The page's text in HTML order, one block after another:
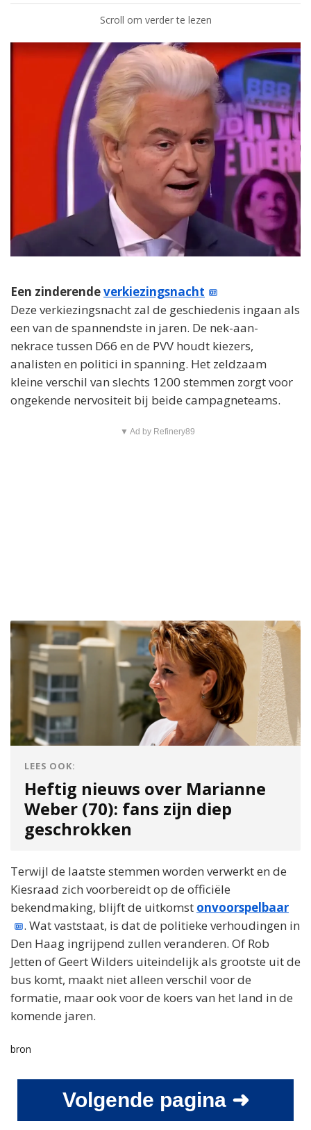
Scroll om verder te lezen
Een zinderendeverkiezingsnacht
Deze verkiezingsnacht zal de geschiedenis ingaan als
een van de spannendste in jaren. De nek-aan-
nekrace tussen D66 en de PVV houdt kiezers,
analisten en politici in spanning. Het zeldzaam
kleine verschil van slechts 1200 stemmen zorgt voor
ongekende nervositeit bij beide campagneteams.
▼ Ad by Refinery89
LEES OOK:
Heftig nieuws over Marianne
Weber (70): fans zijn diep
geschrokken
Terwijl de laatste stemmen worden verwerkt en de
Kiesraad zich voorbereidt op de officiële
bekendmaking, blijft de uitkomst onvoorspelbaar
. Wat vaststaat, is dat de politieke verhoudingen in
Den Haag ingrijpend zullen veranderen. Of Rob
Jetten of Geert Wilders uiteindelijk als grootste uit de
bus komt, maakt niet alleen verschil voor de
formatie, maar ook voor de koers van het land in de
komende jaren.
bron
Volgende pagina ➜